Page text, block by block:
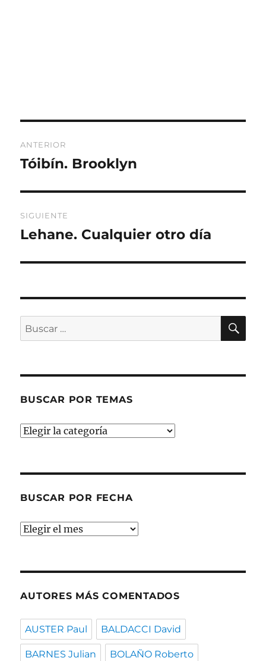
de
ANTERIOR
Entrada
Tóibín. Brooklyn
SIGUIENTE
Entrada
Lehane. Cualquier otro día
Buscar
por:
BUSCAR POR TEMAS
Buscar
BUSCAR POR FECHA
Buscar
AUTORES MÁS COMENTADOS
AUSTER Paul BALDACCI David
BARNES Julian BOLAÑO Roberto